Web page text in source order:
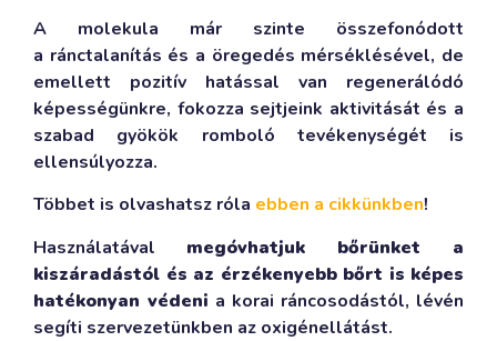
A molekula már szinte összefonódott
a ránctalanítás és a öregedés mérséklésével, de
emellett pozitív hatással van regenerálódó
képességünkre, fokozza sejtjeink aktivitását és a
szabad gyökök romboló tevékenységét is
ellensúlyozza.
Többet is olvashatsz róla ebben a cikkünkben!
Használatával megóvhatjuk bőrünket a
kiszáradástól és az érzékenyebb bőrt is képes
hatékonyan védeni a korai ráncosodástól, lévén
segíti szervezetünkben az oxigénellátást.